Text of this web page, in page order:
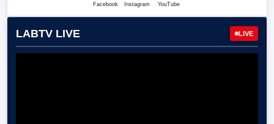
Facebook Instagram YouTube
LABTV LIVE LIVE